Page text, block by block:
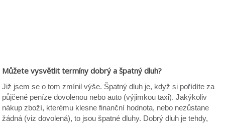
Můžete vysvětlit termíny dobrý a špatný dluh?
Již jsem se o tom zmínil výše. Špatný dluh je, když si pořídíte za
půjčené peníze dovolenou nebo auto (výjimkou taxi). Jakýkoliv
nákup zboží, kterému klesne finanční hodnota, nebo nezůstane
žádná (viz dovolená), to jsou špatné dluhy. Dobrý dluh je tehdy,